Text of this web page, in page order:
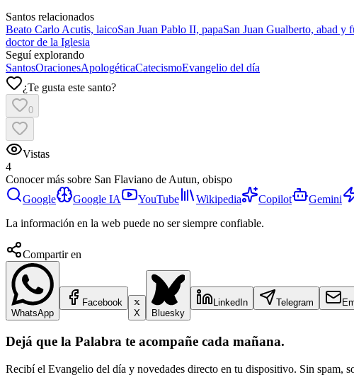
Santos relacionados
Beato Carlo Acutis, laicoSan Juan Pablo II, papaSan Juan Gualberto, abad y
doctor de la Iglesia
Seguí explorando
SantosOracionesApologéticaCatecismoEvangelio del día
¿Te gusta este santo?
0
Vistas
4
Conocer más sobre San Flaviano de Autun, obispo
Google
Google IA YouTube Wikipedia Copilot Gemini
La información en la web puede no ser siempre confiable.
Compartir en
WhatsApp
Facebook
X
Bluesky
LinkedIn Telegram
Dejá que la Palabra te acompañe cada mañana.
Recibí el Evangelio del día y novedades directo en tu dispositivo. Sin spam,